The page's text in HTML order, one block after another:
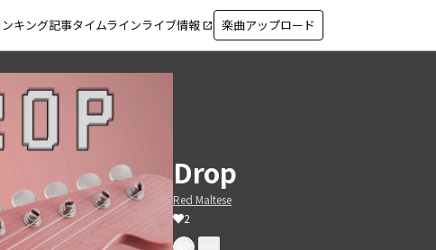
キング記事タイムラインライブ情報 open_in_new 楽曲アップロード
Drop
Red Maltese
2